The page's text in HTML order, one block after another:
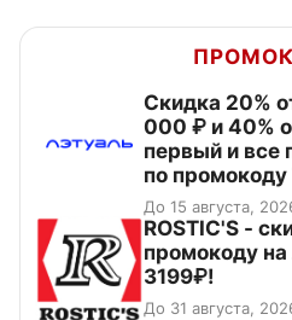
Скидка 20%
000 ₽ и 40%
первый и все
по
До 15 августа,
ROSTIC'S -
промокоду на
3199₽!
До 31 августа,